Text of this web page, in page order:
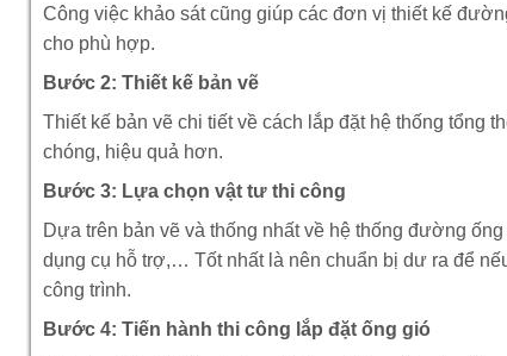
Công việc khảo sát cũng giúp các đơn vị thiết kế
cho phù hợp.
Bước 2: Thiết kế bản vẽ
Thiết kế bản vẽ chi tiết về cách lắp đặt hệ thống tổng
chóng, hiệu quả hơn.
Bước 3: Lựa chọn vật tư thi công
Dựa trên bản vẽ và thống nhất về hệ thống đường
dụng cụ hỗ trợ,… Tốt nhất là nên chuẩn bị dư ra để
công trình.
Bước 4: Tiến hành thi công lắp đặt ống gió